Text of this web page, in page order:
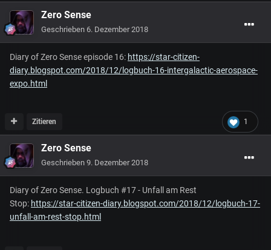
Zero Sense
Geschrieben 6. Dezember 2018
Diary of Zero Sense episode 16: https://star-citizen-
diary.blogspot.com/2018/12/logbuch-16-intergalactic-aerospace-
expo.html
1
Zitieren
Zero Sense
Geschrieben 9. Dezember 2018
Diary of Zero Sense. Logbuch #17 - Unfall am Rest
Stop: https://star-citizen-diary.blogspot.com/2018/12/logbuch-17-
unfall-am-rest-stop.html